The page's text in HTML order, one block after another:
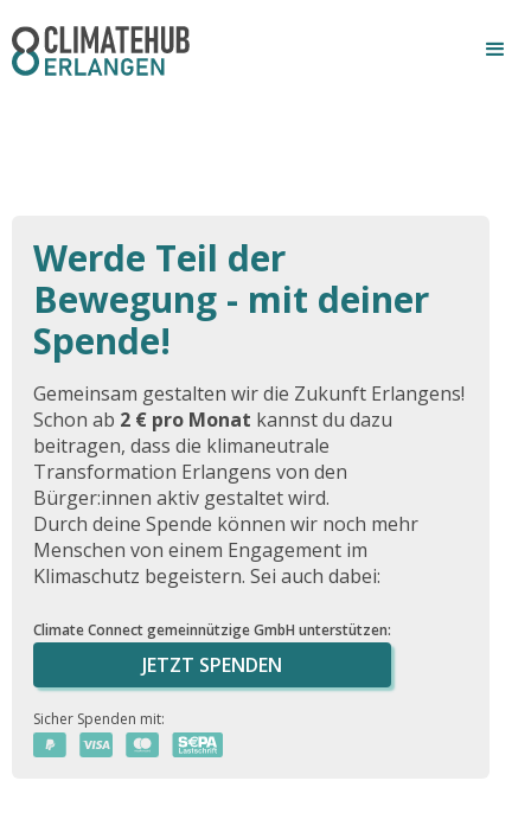
Werde Teil der
Bewegung - mit deiner
Spende!
Gemeinsam gestalten wir die Zukunft Erlangens!
Schon ab 2 € pro Monat kannst du dazu
beitragen, dass die klimaneutrale
Transformation Erlangens von den
Bürger:innen aktiv gestaltet wird.
Durch deine Spende können wir noch mehr
Menschen von einem Engagement im
Klimaschutz begeistern. Sei auch dabei:
Climate Connect gemeinnützige GmbH unterstützen:
JETZT SPENDEN
Sicher Spenden mit: